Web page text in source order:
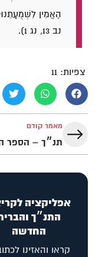
הֶאֱמִין לִשְׁמֻעָתֵנוּ
נב 13, נג 1).
צפיות: 11
מאמר קודם
אפליקציה
התנ״ך
החדשה
קראו והאזינו